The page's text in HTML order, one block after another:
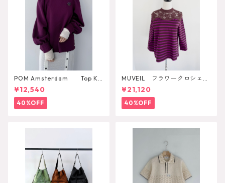
POM Amsterdam Top Ka
e Pulm
¥12,540
40%OFF
MUVEIL フラワークロシェカ
ットソー
¥21,120
40%OFF